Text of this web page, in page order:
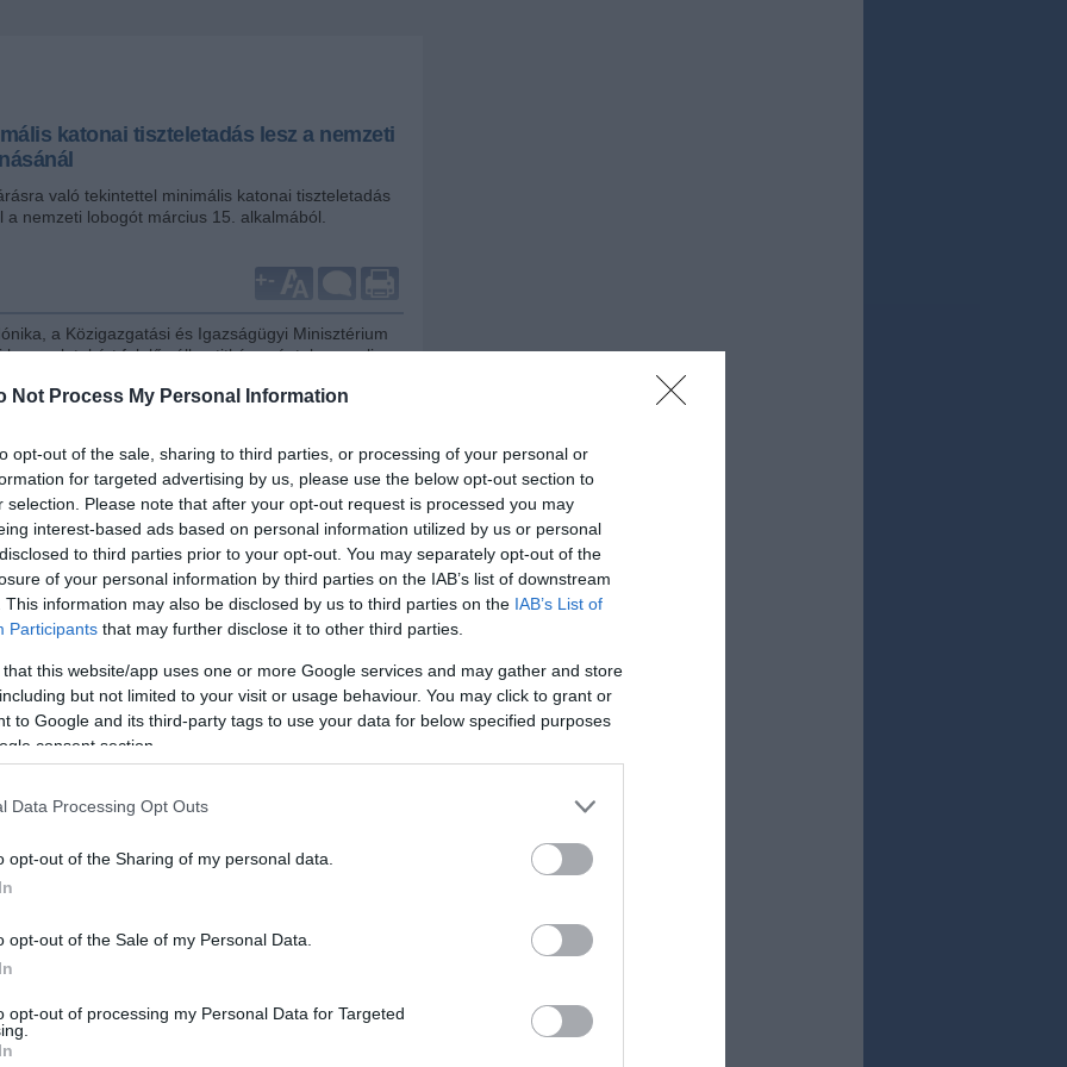
Not Process My Personal Information
opt-out of the sale, sharing to third parties, or processing of your personal or
for targeted advertising by us, please use the below opt-out section to
selection. Please note that after your opt-out request is processed you may
interest-based ads based on personal information utilized by us or personal
to third parties prior to your opt-out. You may separately opt-out of the
of your personal information by third parties on the IAB’s list of downstream
This information may also be disclosed by us to third parties on the IAB’s List of
Participants that may further disclose it to other third parties.
that this website/app uses one or more Google services and may gather and store
but not limited to your visit or usage behaviour. You may click to grant or
to Google and its third-party tags to use your data for below specified purposes
consent section.
Data Processing Opt Outs
opt-out of the Sharing of my personal data.
opt-out of the Sale of my Personal Data.
opt-out of processing my Personal Data for Targeted
katonai tiszteletadás lesz a nemzeti
való tekintettel minimális katonai tiszteletadás
a nemzeti lobogót március 15. alkalmából.
+-
a Közigazgatási és Igazságügyi Minisztérium
kapcsolatokért felelős államtitkára péntek reggeli
2006. augusztus 20-ai ünnepen történtek nyomán
az elmúlt napokban folyamatosan egyeztetett.
több ezer riasztás és a rengeteg baleset miatt a
csütörtök este a törzs - amelynek tagjai
Országos Katasztrófavédelmi Főigazgatóság (OKF),
az Országos Meteorológiai Szolgálat, a
Hatóság, a Terrorelhárítási Központ, az
rendkívüli ülést is tartott.
a Belügyminisztérium (BM) javaslatára
sokkal tíz óra után az összes nyílt, kültéri
lemondta. Egyúttal minden pártot, szervezetet és
tervezett rendezvényeiket zárt térben tartsák
és Tarlós István főpolgármester közös, a
programja elmarad. A Parlament
Áder János köztársasági elnök is részt
helyszínekre tervezett programokat is
számára, akik a rendkívüli időjárás ellenére úgy
otthonukból - benti helyszíneken